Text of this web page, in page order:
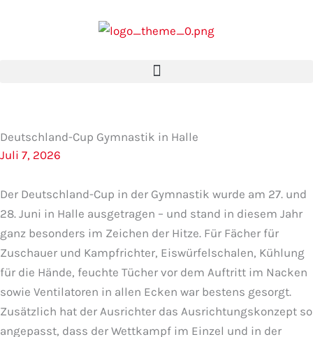
Deutschland-Cup Gymnastik in Halle
Juli 7, 2026
Der Deutschland-Cup in der Gymnastik wurde am 27. und
28. Juni in Halle ausgetragen – und stand in diesem Jahr
ganz besonders im Zeichen der Hitze. Für Fächer für
Zuschauer und Kampfrichter, Eiswürfelschalen, Kühlung
für die Hände, feuchte Tücher vor dem Auftritt im Nacken
sowie Ventilatoren in allen Ecken war bestens gesorgt.
Zusätzlich hat der Ausrichter das Ausrichtungskonzept so
angepasst, dass der Wettkampf im Einzel und in der